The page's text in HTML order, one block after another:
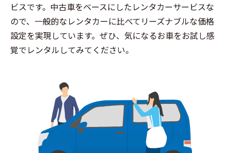
ビスです。中古車をベースにしたレンタカーサービスな
ので、一般的なレンタカーに比べてリーズナブルな価格
設定を実現しています。ぜひ、気になるお車をお試し感
覚でレンタルしてみてください。